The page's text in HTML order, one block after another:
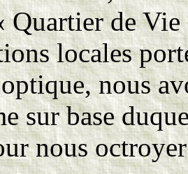
Quartier de
locales
nous
sur base
nous